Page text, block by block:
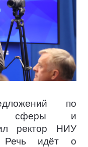
по
сферы и
ректор НИУ
идёт о